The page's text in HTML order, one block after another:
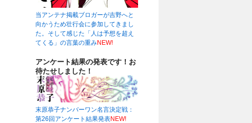
当アンテナ掲載ブロガーが吉野へと
向かうため壮行会に参加してきまし
た。そして感じた「人は予想を超え
てくる」の言葉の重みNEW!
アンケート結果の発表です！お
待たせしました！
末原恭子ナンバーワン名言決定戦：
第26回アンケート結果発表NEW!